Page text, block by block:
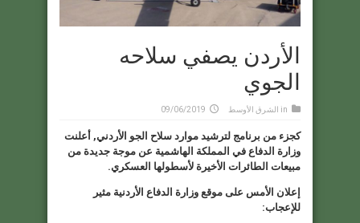
الأردن يصفي سلاحه
الجوي
in الشرق الأوسط 09/06/2019
كجزء من برنامج لترشيد موارد سلاح الجو الأردني, أعلنت
وزارة الدفاع في المملكة الهاشمية عن موجة جديدة من
مبيعات الطائرات الأخيرة لأسطولها العسكري.
إعلان الأمس على موقع وزارة الدفاع الأردنية مثير
للإعجاب: